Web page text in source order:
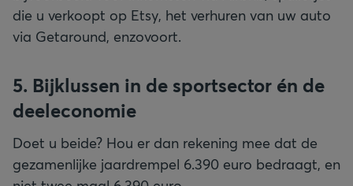
die u verkoopt op Etsy, het verhuren van uw auto
via Getaround, enzovoort.
5. Bijklussen in de sportsector én de
deeleconomie
Doet u beide? Hou er dan rekening mee dat de
gezamenlijke jaardrempel 6.390 euro bedraagt, en